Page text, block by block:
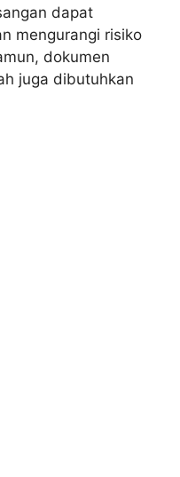
dapat
mengurangi risiko
dokumen
juga dibutuhkan